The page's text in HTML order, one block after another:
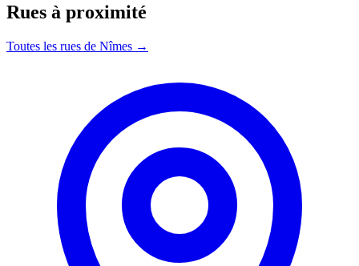
Rues à proximité
Toutes les rues de Nîmes →